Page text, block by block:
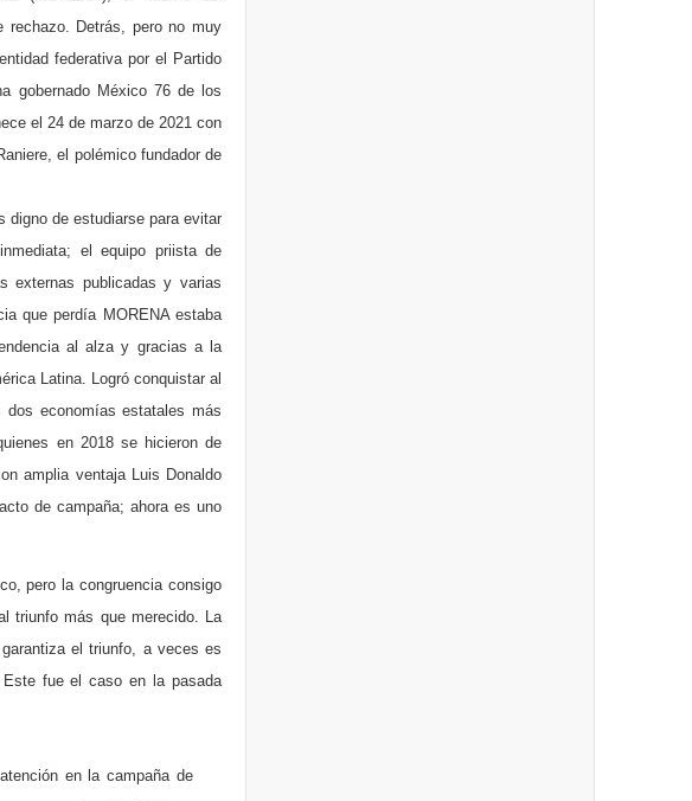
rechazo. Detrás, pero no muy
federativa por el Partido
gobernado México 76 de los
el 24 de marzo de 2021 con
el polémico fundador de
digno de estudiarse para evitar
el equipo priista de
externas publicadas y varias
que perdía MORENA estaba
al alza y gracias a la
Latina. Logró conquistar al
dos economías estatales más
en 2018 se hicieron de
amplia ventaja Luis Donaldo
de campaña; ahora es uno
pero la congruencia consigo
triunfo más que merecido. La
el triunfo, a veces es
Este fue el caso en la pasada
en la campaña de